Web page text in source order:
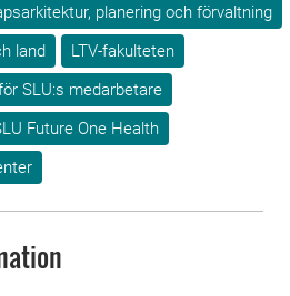
planering och förvaltning
land
LTV-fakulteten
SLU:s medarbetare
Future One Health